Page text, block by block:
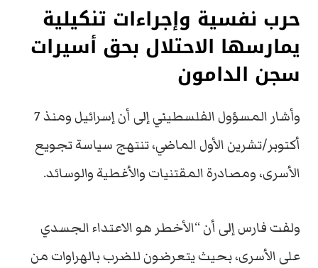
حرب نفسية وإجراءات تنكيلية
يمارسها الاحتلال بحق أسيرات
سجن الدامون
وأشار المسؤول الفلسطيني إلى أن إسرائيل ومنذ 7
أكتوبر/تشرين الأول الماضي، تنتهج سياسة تجويع
الأسرى، ومصادرة المقتنيات والأغطية والوسائد.
ولفت فارس إلى أن “الأخطر هو الاعتداء الجسدي
على الأسرى، بحيث يتعرضون للضرب بالهراوات من